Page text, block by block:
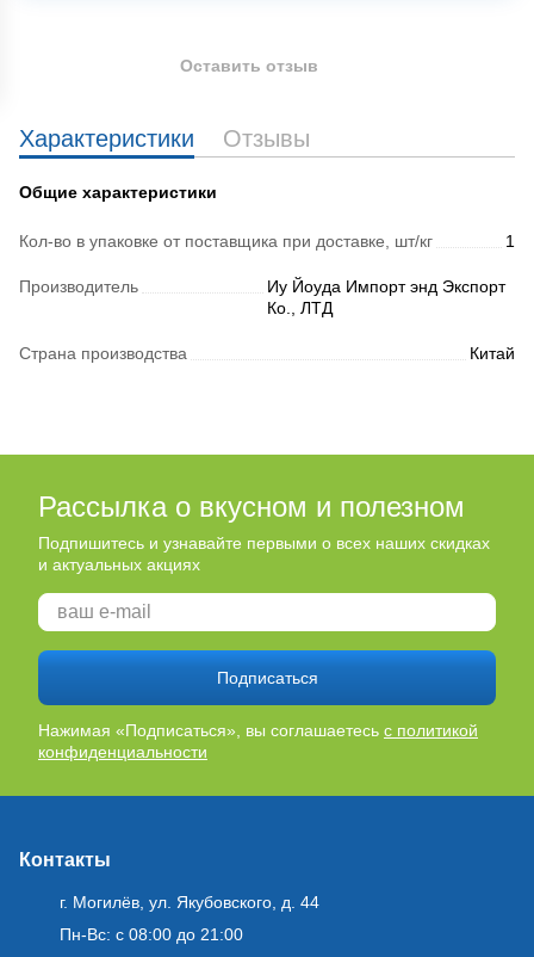
Характеристики Отзывы
Общие характеристики
Кол-во в упаковке от поставщика при доставке, шт/кг 1
Производитель
Иу Йоуда Импорт энд Экспорт
Ко., ЛТД
Страна производства Китай
Оставить отзыв
Рассылка о вкусном и полезном
Подпишитесь и узнавайте первыми о всех наших скидках
и актуальных акциях
Подписаться
Нажимая «Подписаться», вы соглашаетесь с политикой
конфиденциальности
Контакты
г. Могилёв, ул. Якубовского, д. 44
Пн-Вс: с 08:00 до 21:00